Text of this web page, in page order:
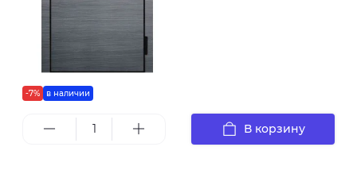
-7% в наличии
В корзину